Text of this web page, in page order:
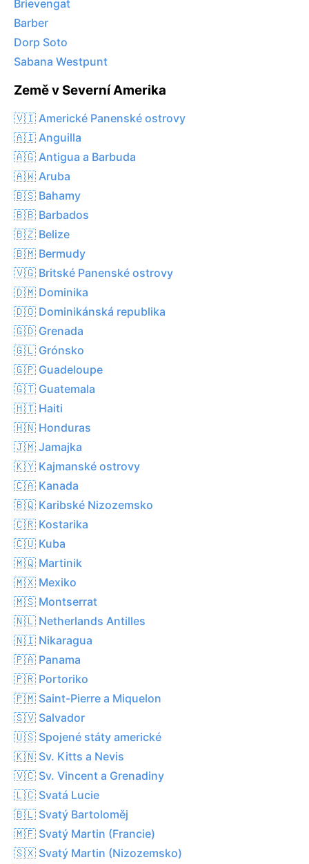
Brievengat
Barber
Dorp Soto
Sabana Westpunt
Země v Severní Amerika
🇻🇮 Americké Panenské ostrovy
🇦🇮 Anguilla
🇦🇬 Antigua a Barbuda
🇦🇼 Aruba
🇧🇸 Bahamy
🇧🇧 Barbados
🇧🇿 Belize
🇧🇲 Bermudy
🇻🇬 Britské Panenské ostrovy
🇩🇲 Dominika
🇩🇴 Dominikánská republika
🇬🇩 Grenada
🇬🇱 Grónsko
🇬🇵 Guadeloupe
🇬🇹 Guatemala
🇭🇹 Haiti
🇭🇳 Honduras
🇯🇲 Jamajka
🇰🇾 Kajmanské ostrovy
🇨🇦 Kanada
🇧🇶 Karibské Nizozemsko
🇨🇷 Kostarika
🇨🇺 Kuba
🇲🇶 Martinik
🇲🇽 Mexiko
🇲🇸 Montserrat
🇳🇱 Netherlands Antilles
🇳🇮 Nikaragua
🇵🇦 Panama
🇵🇷 Portoriko
🇵🇲 Saint-Pierre a Miquelon
🇸🇻 Salvador
🇺🇸 Spojené státy americké
🇰🇳 Sv. Kitts a Nevis
🇻🇨 Sv. Vincent a Grenadiny
🇱🇨 Svatá Lucie
🇧🇱 Svatý Bartoloměj
🇲🇫 Svatý Martin (Francie)
🇸🇽 Svatý Martin (Nizozemsko)